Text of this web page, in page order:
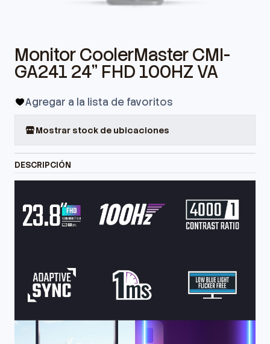
Monitor CoolerMaster CMI-
GA241 24" FHD 100HZ VA
Agregar a la lista de favoritos
Mostrar stock de ubicaciones
DESCRIPCIÓN